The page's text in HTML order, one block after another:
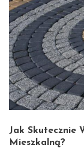
Jak Skutecznie
Mieszkalną?